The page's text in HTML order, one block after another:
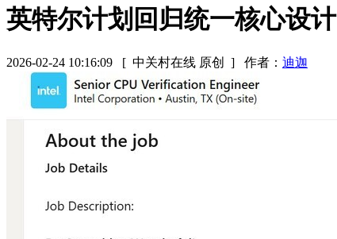
英特尔计划回归统一核心设计
2026-02-24 10:16:09 [ 中关村在线 原创 ] 作者： 迪迦